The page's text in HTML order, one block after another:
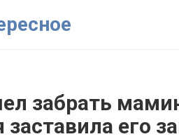
забрать
заставила его